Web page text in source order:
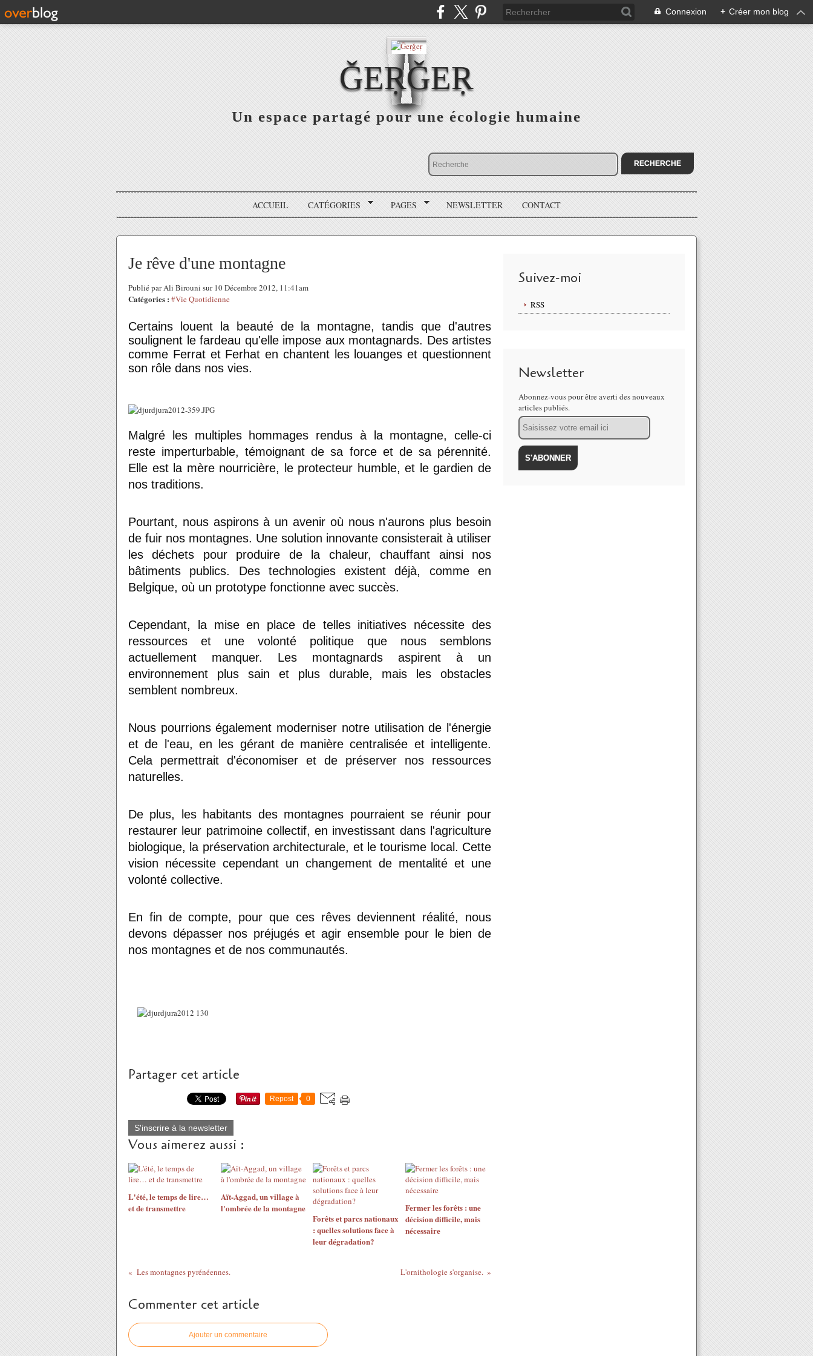
Connexion + Créer mon blog
ǦEṚǦEṚ
Un espace partagé pour une écologie humaine
ACCUEIL CATÉGORIES PAGES NEWSLETTER CONTACT
Je rêve d'une montagne
Publié par Ali Birouni sur 10 Décembre 2012, 11:41am
Catégories : #Vie Quotidienne
Certains louent la beauté de la montagne, tandis que d'autres
soulignent le fardeau qu'elle impose aux montagnards. Des artistes
comme Ferrat et Ferhat en chantent les louanges et questionnent
son rôle dans nos vies.
Malgré les multiples hommages rendus à la montagne, celle-ci
reste imperturbable, témoignant de sa force et de sa pérennité.
Elle est la mère nourricière, le protecteur humble, et le gardien de
nos traditions.
Pourtant, nous aspirons à un avenir où nous n'aurons plus besoin
de fuir nos montagnes. Une solution innovante consisterait à utiliser
les déchets pour produire de la chaleur, chauffant ainsi nos
bâtiments publics. Des technologies existent déjà, comme en
Belgique, où un prototype fonctionne avec succès.
Cependant, la mise en place de telles initiatives nécessite des
ressources et une volonté politique que nous semblons
actuellement manquer. Les montagnards aspirent à un
environnement plus sain et plus durable, mais les obstacles
semblent nombreux.
Nous pourrions également moderniser notre utilisation de l'énergie
et de l'eau, en les gérant de manière centralisée et intelligente.
Cela permettrait d'économiser et de préserver nos ressources
naturelles.
De plus, les habitants des montagnes pourraient se réunir pour
restaurer leur patrimoine collectif, en investissant dans l'agriculture
biologique, la préservation architecturale, et le tourisme local. Cette
vision nécessite cependant un changement de mentalité et une
volonté collective.
En fin de compte, pour que ces rêves deviennent réalité, nous
devons dépasser nos préjugés et agir ensemble pour le bien de
nos montagnes et de nos communautés.
Partager cet article
Repost 0
S'inscrire à la newsletter
Vous aimerez aussi :
L'été, le temps de lire…
et de transmettre
Aït-Aggad, un village à
l'ombrée de la montagne
Forêts et parcs nationaux
: quelles solutions face à
leur dégradation?
Fermer les forêts : une
décision difficile, mais
nécessaire
Les montagnes pyrénéennes. L'ornithologie s'organise.
Commenter cet article
Ajouter un commentaire
Suivez-moi
RSS
Newsletter
Abonnez-vous pour être averti des nouveaux
articles publiés.
Email